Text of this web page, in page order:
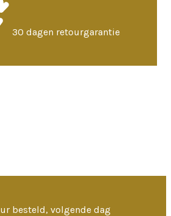
30 dagen retourgarantie
besteld, volgende dag